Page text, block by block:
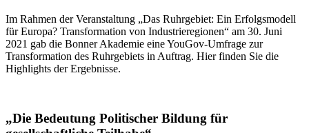
Im Rahmen der Veranstaltung „Das Ruhrgebiet: Ein Erfolgsmodell
für Europa? Transformation von Industrieregionen“ am 30. Juni
2021 gab die Bonner Akademie eine YouGov-Umfrage zur
Transformation des Ruhrgebiets in Auftrag. Hier finden Sie die
Highlights der Ergebnisse.
„Die Bedeutung Politischer Bildung für